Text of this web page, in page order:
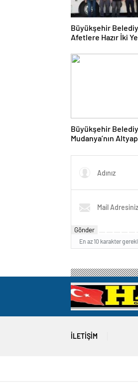
Büyükşehir
Afetlere Hazır İki
Büyükşehir
Mudanya’nın
Gönder
En az 10 karakter
İLETIŞIM